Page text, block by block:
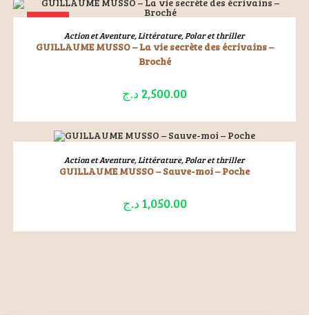
LIRE LA SUITE
Action et Aventure,Littérature,Polar et thriller
GUILLAUME MUSSO – La vie secrète des écrivains –
Broché
2,500.00 د.ج
LIRE LA SUITE
Action et Aventure,Littérature,Polar et thriller
GUILLAUME MUSSO – Sauve-moi – Poche
1,050.00 د.ج